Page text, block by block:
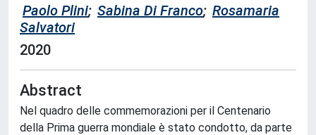
Paolo Plini; Sabina Di Franco; Rosamaria
Salvatori
2020
Abstract
Nel quadro delle commemorazioni per il Centenario
della Prima guerra mondiale è stato condotto, da parte